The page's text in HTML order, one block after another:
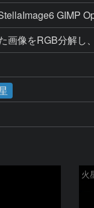
GIMP
画像をRGB分解し
火